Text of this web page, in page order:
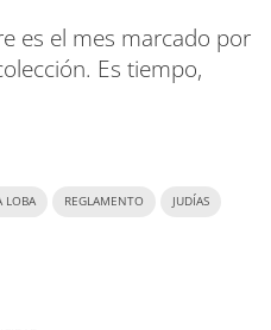
es el mes marcado por
Es tiempo,
LOBA REGLAMENTO JUDÍAS